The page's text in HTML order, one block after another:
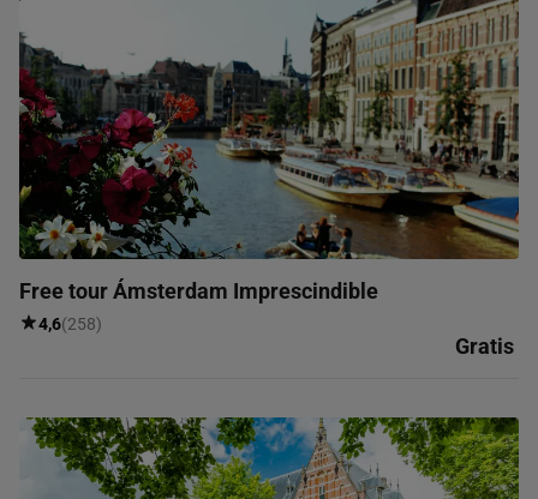
Free tour Ámsterdam Imprescindible
4,6(258)
Gratis